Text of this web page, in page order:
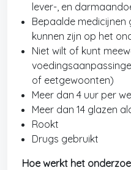
lever-, en
Bepaalde medicijnen
kunnen zijn op het
Niet wilt of kunt
of eetgewoonten)
Meer dan 4 uur per
Meer dan 14 glazen
Rookt
Drugs gebruikt
Hoe werkt het